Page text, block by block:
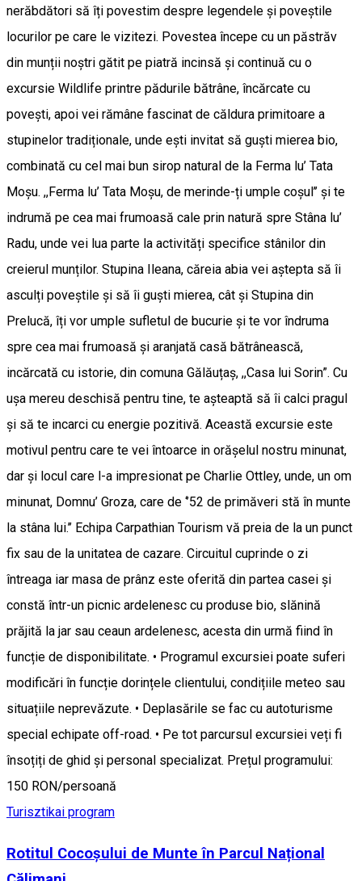
nerăbdători să îți povestim despre legendele și poveștile
locurilor pe care le vizitezi. Povestea începe cu un păstrăv
din munții noștri gătit pe piatră incinsă și continuă cu o
excursie Wildlife printre pădurile bătrâne, încărcate cu
povești, apoi vei rămâne fascinat de căldura primitoare a
stupinelor tradiționale, unde ești invitat să guști mierea bio,
combinată cu cel mai bun sirop natural de la Ferma lu’ Tata
Moșu. ,,Ferma lu’ Tata Moșu, de merinde-ți umple coșul’’ și te
indrumă pe cea mai frumoasă cale prin natură spre Stâna lu’
Radu, unde vei lua parte la activități specifice stânilor din
creierul munților. Stupina Ileana, căreia abia vei aștepta să îi
asculți poveștile și să îi guști mierea, cât și Stupina din
Prelucă, îți vor umple sufletul de bucurie și te vor îndruma
spre cea mai frumoasă și aranjată casă bătrânească,
incărcată cu istorie, din comuna Gălăuțaș, ,,Casa lui Sorin”. Cu
ușa mereu deschisă pentru tine, te așteaptă să îi calci pragul
și să te incarci cu energie pozitivă. Această excursie este
motivul pentru care te vei întoarce in orășelul nostru minunat,
dar și locul care l-a impresionat pe Charlie Ottley, unde, un om
minunat, Domnu’ Groza, care de ‘’52 de primăveri stă în munte
la stâna lui.’’ Echipa Carpathian Tourism vă preia de la un punct
fix sau de la unitatea de cazare. Circuitul cuprinde o zi
întreaga iar masa de prânz este oferită din partea casei și
constă într-un picnic ardelenesc cu produse bio, slănină
prăjită la jar sau ceaun ardelenesc, acesta din urmă fiind în
funcție de disponibilitate. • Programul excursiei poate suferi
modificări în funcție dorințele clientului, condițiile meteo sau
situațiile neprevăzute. • Deplasările se fac cu autoturisme
special echipate off-road. • Pe tot parcursul excursiei veți fi
însoțiți de ghid și personal specializat. Prețul programului:
150 RON/persoană
Turisztikai program
Rotitul Cocoșului de Munte în Parcul Național